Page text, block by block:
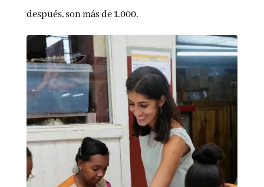
después, son más de 1.000.